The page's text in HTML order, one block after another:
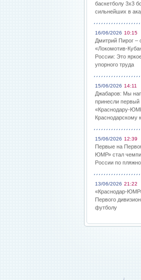
баскетболу 3х3
сильнейших в
16/06/2026 10:15
Дмитрий Пирог –
«Локомотив-
России: Это
упорного труда
15/06/2026 14:11
Джабаров: Мы
принесли первый
«Краснодару-
Краснодарскому
15/06/2026 12:39
Первые на
ЮМР» стал
России по
13/06/2026 21:22
«Краснодар-
Первого
футболу